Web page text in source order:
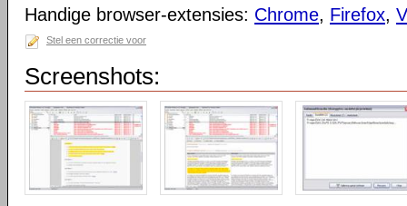
Handige browser-extensies: Chrome, Firefox,
Stel een correctie voor
Screenshots: